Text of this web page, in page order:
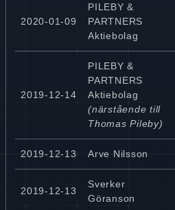
2020-01-09
PILEBY &
PARTNERS
Aktiebolag
2019-12-14
PILEBY &
PARTNERS
Aktiebolag
(närstående till
Thomas Pileby)
2019-12-13 Arve Nilsson
2019-12-13
Sverker
Göranson